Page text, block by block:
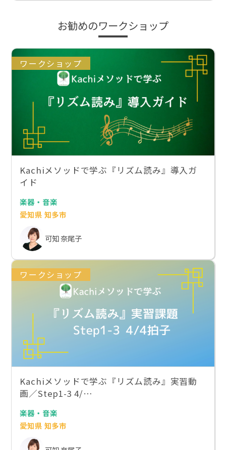
お勧めのワークショップ
ワークショップ
Kachiメソッドで学ぶ『リズム読み』導入ガ
イド
楽器・音楽
愛知県 知多市
可知 奈尾子
ワークショップ
Kachiメソッドで学ぶ『リズム読み』実習動
画／Step1-3 4/…
楽器・音楽
愛知県 知多市